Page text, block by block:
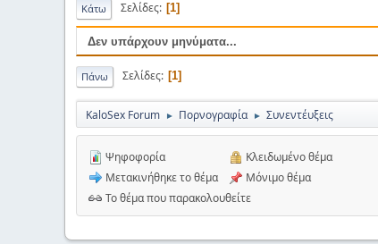
Κάτω Σελίδες 1
Δεν υπάρχουν μηνύματα...
Πάνω Σελίδες 1
KaloSex Forum ► Πορνογραφία ► Συνεντέυξεις
Ψηφοφορία
Μετακινήθηκε το θέμα
Κλειδωμένο θέμα
Μόνιμο θέμα
Το θέμα που παρακολουθείτε